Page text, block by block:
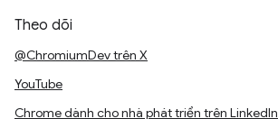
Theo dõi
@ChromiumDev trên X
YouTube
Chrome dành cho nhà phát triển trên LinkedIn